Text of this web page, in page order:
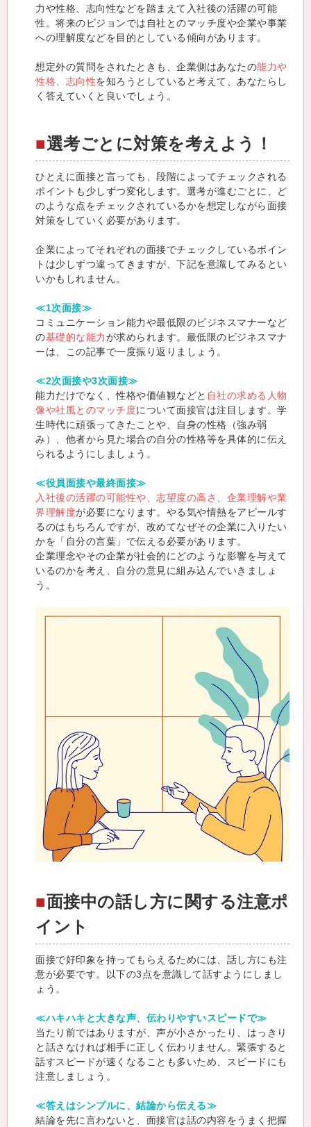
力や性格、志向性などを踏まえて入社後の活躍の可能
性。将来のビジョンでは自社とのマッチ度や企業や事業
への理解度などを目的としている傾向があります。
想定外の質問をされたときも、企業側はあなたの能力や
性格、志向性を知ろうとしていると考えて、あなたらし
く答えていくと良いでしょう。
選考ごとに対策を考えよう！
ひとえに面接と言っても、段階によってチェックされる
ポイントも少しずつ変化します。選考が進むごとに、ど
のような点をチェックされているかを想定しながら面接
対策をしていく必要があります。
企業によってそれぞれの面接でチェックしているポイン
トは少しずつ違ってきますが、下記を意識してみるとい
いかもしれません。
≪1次面接≫
コミュニケーション能力や最低限のビジネスマナーなど
の基礎的な能力が求められます。最低限のビジネスマナ
ーは、この記事で一度振り返りましょう。
≪2次面接や3次面接≫
能力だけでなく、性格や価値観などと 自社の求める人物
像や社風とのマッチ度について面接官は注目します。学
生時代に頑張ってきたことや、自身の性格（強み弱
み）、他者から見た場合の自分の性格等を具体的に伝え
られるようにしましょう。
≪役員面接や最終面接≫
入社後の活躍の可能性や、志望度の高さ、企業理解や業
界理解度が必要になります。やる気や情熱をアピールす
るのはもちろんですが、改めてなぜその企業に入りたい
かを「自分の言葉」で伝える必要があります。
企業理念やその企業が社会的にどのような影響を与えて
いるのかを考え、自分の意見に組み込んでいきましょ
う。
面接中の話し方に関する注意ポ
イント
面接で好印象を持ってもらえるためには、話し方にも注
意が必要です。以下の3点を意識して話すようにしまし
ょう。
≪ハキハキと大きな声、伝わりやすいスピードで≫
当たり前ではありますが、声が小さかったり、はっきり
と話さなければ相手に正しく伝わりません。緊張すると
話すスピードが速くなることも多いため、スピードにも
注意しましょう。
≪答えはシンプルに、結論から伝える≫
結論を先に言わないと、面接官は話の内容をうまく把握